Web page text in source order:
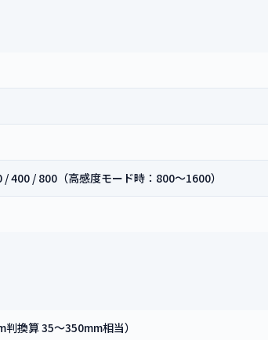
400 / 800（高感度モード時：800～1600）
換算 35～350mm相当）